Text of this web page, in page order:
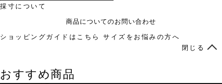
採寸について
商品についてのお問い合わせ
ショッピングガイドはこちら サイズをお悩みの方へ
閉じる
おすすめ商品